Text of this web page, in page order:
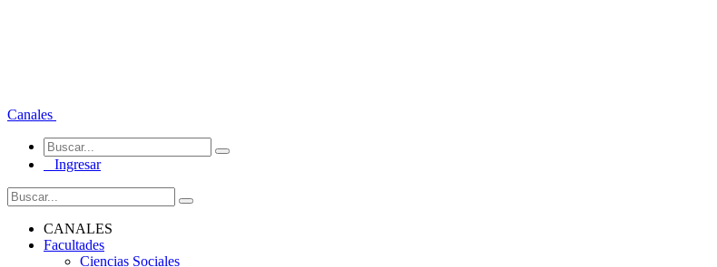
Canales
Ingresar
CANALES
Facultades
Ciencias Sociales